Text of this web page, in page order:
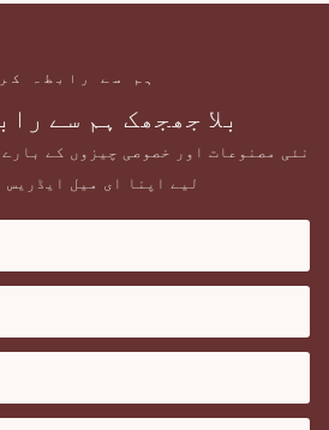
ہم سے رابطہ
بلا جھجھک ہم سے
نئی مصنوعات اور خصوصی چیزوں کے
لیے اپنا ای میل ایڈریس